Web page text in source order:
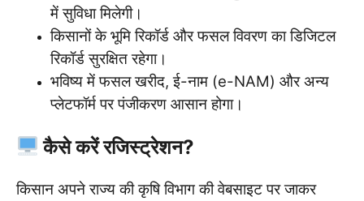
में सुविधा मिलेगी।
किसानों के भूमि रिकॉर्ड और फसल विवरण का डिजिटल
रिकॉर्ड सुरक्षित रहेगा।
भविष्य में फसल खरीद, ई-नाम (e-NAM) और अन्य
प्लेटफॉर्म पर पंजीकरण आसान होगा।
कैसे करें रजिस्ट्रेशन?
किसान अपने राज्य की कृषि विभाग की वेबसाइट पर जाकर